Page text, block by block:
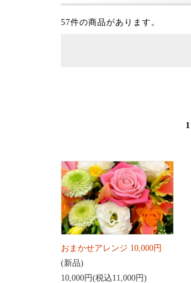
57件の商品があります。
1
おまかせアレンジ 10,000円
(新品)
10,000円(税込11,000円)